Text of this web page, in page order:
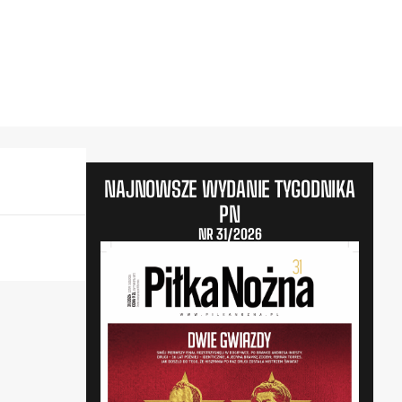
NAJNOWSZE WYDANIE TYGODNIKA
PN
NR 31/2026